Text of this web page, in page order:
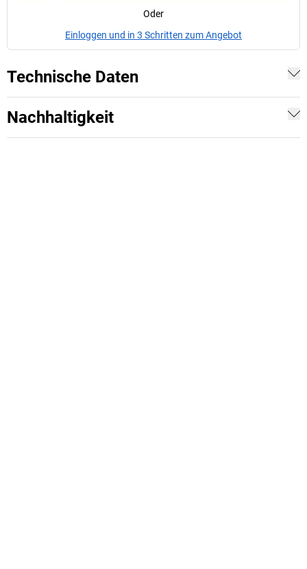
Oder
Einloggen und in 3 Schritten zum Angebot
Technische Daten
Nachhaltigkeit